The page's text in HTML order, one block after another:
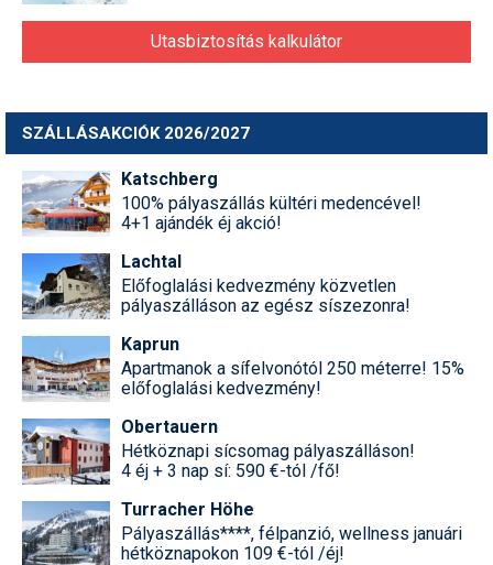
Utasbiztosítás kalkulátor
SZÁLLÁSAKCIÓK 2026/2027
Katschberg
100% pályaszállás kültéri medencével!
4+1 ajándék éj akció!
Lachtal
Előfoglalási kedvezmény közvetlen
pályaszálláson az egész síszezonra!
Kaprun
Apartmanok a sífelvonótól 250 méterre! 15%
előfoglalási kedvezmény!
Obertauern
Hétköznapi sícsomag pályaszálláson!
4 éj + 3 nap sí: 590 €-tól /fő!
Turracher Höhe
Pályaszállás****, félpanzió, wellness januári
hétköznapokon 109 €-tól /éj!